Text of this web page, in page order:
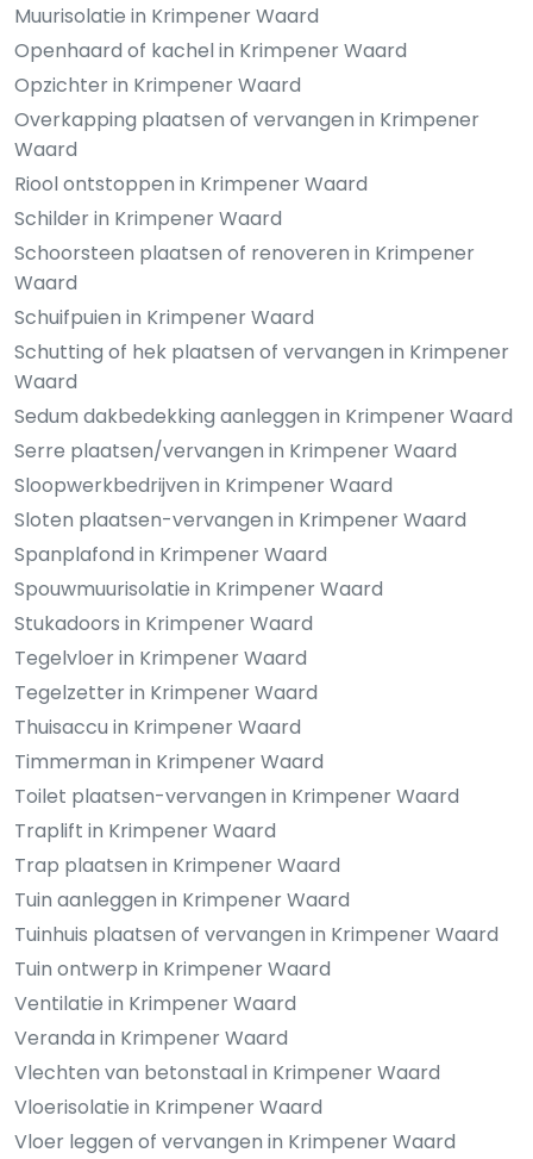
Muurisolatie in Krimpener Waard
Openhaard of kachel in Krimpener Waard
Opzichter in Krimpener Waard
Overkapping plaatsen of vervangen in Krimpener
Waard
Riool ontstoppen in Krimpener Waard
Schilder in Krimpener Waard
Schoorsteen plaatsen of renoveren in Krimpener
Waard
Schuifpuien in Krimpener Waard
Schutting of hek plaatsen of vervangen in Krimpener
Waard
Sedum dakbedekking aanleggen in Krimpener Waard
Serre plaatsen/vervangen in Krimpener Waard
Sloopwerkbedrijven in Krimpener Waard
Sloten plaatsen-vervangen in Krimpener Waard
Spanplafond in Krimpener Waard
Spouwmuurisolatie in Krimpener Waard
Stukadoors in Krimpener Waard
Tegelvloer in Krimpener Waard
Tegelzetter in Krimpener Waard
Thuisaccu in Krimpener Waard
Timmerman in Krimpener Waard
Toilet plaatsen-vervangen in Krimpener Waard
Traplift in Krimpener Waard
Trap plaatsen in Krimpener Waard
Tuin aanleggen in Krimpener Waard
Tuinhuis plaatsen of vervangen in Krimpener Waard
Tuin ontwerp in Krimpener Waard
Ventilatie in Krimpener Waard
Veranda in Krimpener Waard
Vlechten van betonstaal in Krimpener Waard
Vloerisolatie in Krimpener Waard
Vloer leggen of vervangen in Krimpener Waard